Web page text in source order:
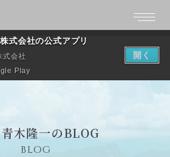
木隆一のBLOG
BLOG
式会社の公式アプリ
式会社
Play
開く